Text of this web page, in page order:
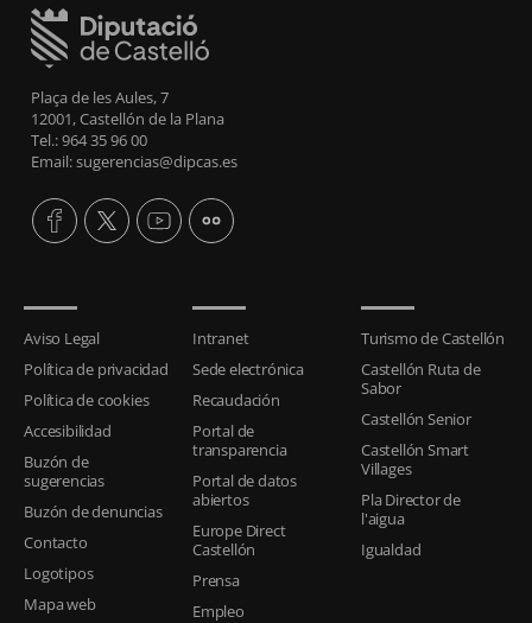
Plaça de les Aules, 7
12001, Castellón de la Plana
Tel.: 964 35 96 00
Email: sugerencias@dipcas.es
Aviso Legal
Política de privacidad
Política de cookies
Accesibilidad
Buzón de
sugerencias
Buzón de denuncias
Contacto
Logotipos
Mapa web
Intranet
Sede electrónica
Recaudación
Portal de
transparencia
Portal de datos
abiertos
Europe Direct
Castellón
Prensa
Empleo
Turismo de Castellón
Castellón Ruta de
Sabor
Castellón Senior
Castellón Smart
Villages
Pla Director de
l'aigua
Igualdad